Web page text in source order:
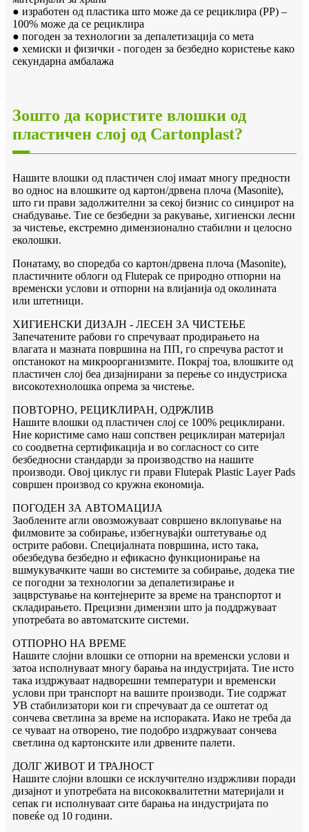
● изработен од пластика што може да се рециклира (PP) –
100% може да се рециклира
● погоден за технологии за депалетизација со мета
● хемиски и физички - погоден за безбедно користење како
секундарна амбалажа
Зошто да користите влошки од
пластичен слој од Cartonplast?
Нашите влошки од пластичен слој имаат многу предности
во однос на влошките од картон/дрвена плоча (Masonite),
што ги прави задолжителни за секој бизнис со синџирот на
снабдување. Тие се безбедни за ракување, хигиенски лесни
за чистење, екстремно димензионално стабилни и целосно
еколошки.
Понатаму, во споредба со картон/дрвена плоча (Masonite),
пластичните облоги од Flutepak се природно отпорни на
временски услови и отпорни на влијанија од околината
или штетници.
ХИГИЕНСКИ ДИЗАЈН - ЛЕСЕН ЗА ЧИСТЕЊЕ
Запечатените рабови го спречуваат продирањето на
влагата и мазната површина на ПП, го спречува растот и
опстанокот на микроорганизмите. Покрај тоа, влошките од
пластичен слој беа дизајнирани за перење со индустриска
високотехнолошка опрема за чистење.
ПОВТОРНО, РЕЦИКЛИРАН, ОДРЖЛИВ
Нашите влошки од пластичен слој се 100% рециклирани.
Ние користиме само наш сопствен рециклиран материјал
со соодветна сертификација и во согласност со сите
безбедносни стандарди за производство на нашите
производи. Овој циклус ги прави Flutepak Plastic Layer Pads
совршен производ со кружна економија.
ПОГОДЕН ЗА АВТОМАЦИЈА
Заоблените агли овозможуваат совршено вклопување на
филмовите за собирање, избегнувајќи оштетување од
острите рабови. Специјалната површина, исто така,
обезбедува безбедно и ефикасно функционирање на
вшмукувачките чаши во системите за собирање, додека тие
се погодни за технологии за депалетизирање и
зацврстување на контејнерите за време на транспортот и
складирањето. Прецизни димензии што ја поддржуваат
употребата во автоматските системи.
ОТПОРНО НА ВРЕМЕ
Нашите слојни влошки се отпорни на временски услови и
затоа исполнуваат многу барања на индустријата. Тие исто
така издржуваат надворешни температури и временски
услови при транспорт на вашите производи. Тие содржат
УВ стабилизатори кои ги спречуваат да се оштетат од
сончева светлина за време на испораката. Иако не треба да
се чуваат на отворено, тие подобро издржуваат сончева
светлина од картонските или дрвените палети.
ДОЛГ ЖИВОТ И ТРАЈНОСТ
Нашите слојни влошки се исклучително издржливи поради
дизајнот и употребата на висококвалитетни материјали и
сепак ги исполнуваат сите барања на индустријата по
повеќе од 10 години.